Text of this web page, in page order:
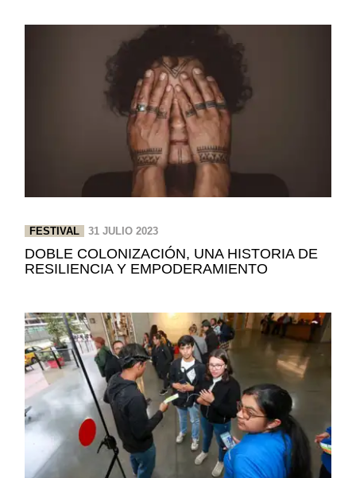
FESTIVAL 31 JULIO 2023
DOBLE COLONIZACIÓN, UNA HISTORIA DE
RESILIENCIA Y EMPODERAMIENTO